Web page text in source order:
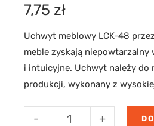
7,75 zł
Uchwyt meblowy LCK-48
meble zyskają
i intuicyjne. Uchwyt należy do
produkcji, wykonany z
+
-